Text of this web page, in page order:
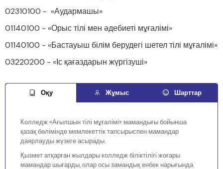
02310100 - «Аудармашы»
01140100 - «Орыс тілі мен әдебиеті мұғалімі»
01140100 - «Бастауыш білім берудегі шетел тілі мұғалімі»
03220200 - «Іс қағаздарын жүргізуші»
Оқу Жұмыс Шарттар
Колледж «Ағылшын тілі мұғалімі» мамандығы бойынша
қазақ бөлімінде мемлекеттік тапсырыспен мамандар
даярлауды жүзеге асырады.
Қызмет атқарған жылдары колледж біліктілігі жоғары
мамандар шығарды, олар осы замандық енбек нарығында